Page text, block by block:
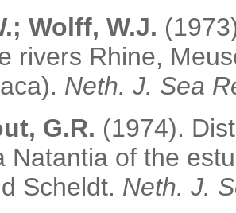
Wolff, W.J.
rivers Rhine,
Neth. J. Sea
G.R. (1974).
Natantia of the
Scheldt. Neth. J.